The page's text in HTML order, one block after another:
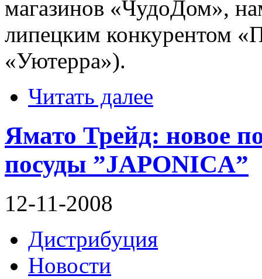
магазинов «ЧудоДом»,
липецким конкурентом
«Уютерра»).
Читать далее
Ямато Трейд: новое
посуды ”JAPONICA”
12-11-2008
Дистрибуция
Новости